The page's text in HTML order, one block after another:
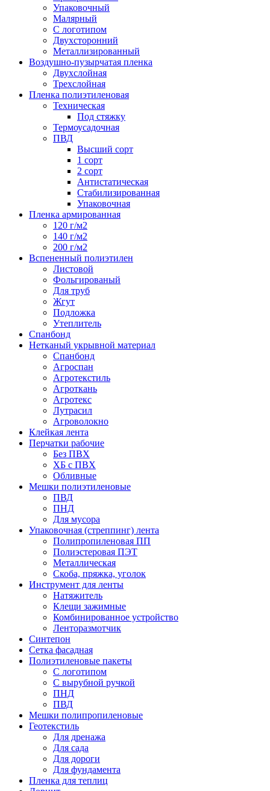
Упаковочный
Малярный
С логотипом
Двухсторонний
Металлизированный
Воздушно-пузырчатая пленка
Двухслойная
Трехслойная
Пленка полиэтиленовая
Техническая
Под стяжку
Термоусадочная
ПВД
Высший сорт
1 сорт
2 сорт
Антистатическая
Стабилизированная
Упаковочная
Пленка армированная
120 г/м2
140 г/м2
200 г/м2
Вспененный полиэтилен
Листовой
Фольгированый
Для труб
Жгут
Подложка
Утеплитель
Спанбонд
Нетканый укрывной материал
Спанбонд
Агроспан
Агротекстиль
Агроткань
Агротекс
Лутрасил
Агроволокно
Клейкая лента
Перчатки рабочие
Без ПВХ
ХБ с ПВХ
Обливные
Мешки полиэтиленовые
ПВД
ПНД
Для мусора
Упаковочная (стреппинг) лента
Полипропиленовая ПП
Полиэстеровая ПЭТ
Металлическая
Скоба, пряжка, уголок
Инструмент для ленты
Натяжитель
Клещи зажимные
Комбинированное устройство
Ленторазмотчик
Синтепон
Сетка фасадная
Полиэтиленовые пакеты
С логотипом
С вырубной ручкой
ПНД
ПВД
Мешки полипропиленовые
Геотекстиль
Для дренажа
Для сада
Для дороги
Для фундамента
Пленка для теплиц